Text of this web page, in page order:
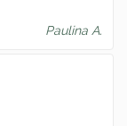
Paulina A.